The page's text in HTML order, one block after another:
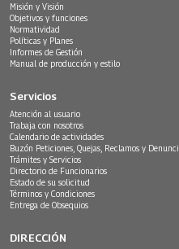
Misión y Visión
Objetivos y funciones
Normatividad
Políticas y Planes
Informes de Gestión
Manual de producción y estilo
Servicios
Atención al usuario
Trabaja con nosotros
Calendario de actividades
Buzón Peticiones, Quejas, Reclamos y
Trámites y Servicios
Directorio de Funcionarios
Estado de su solicitud
Términos y Condiciones
Entrega de Obsequios
DIRECCIÓN